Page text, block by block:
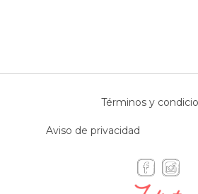
Términos y
Aviso de privacidad